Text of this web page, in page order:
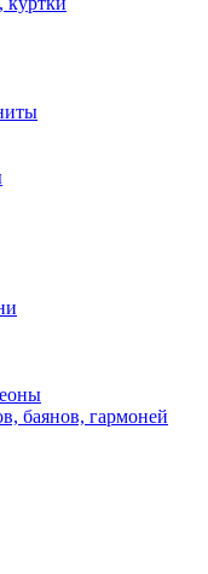
баянов, гармоней